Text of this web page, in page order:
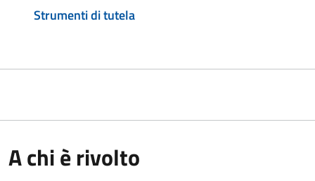
Strumenti di tutela
A chi è rivolto